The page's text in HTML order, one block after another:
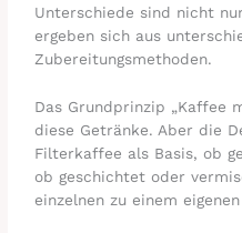
Unterschiede sind nicht
ergeben sich aus
Zubereitungsmethoden.
Das Grundprinzip „Kaffee
diese Getränke. Aber die
Filterkaffee als Basis, ob
ob geschichtet oder
einzelnen zu einem